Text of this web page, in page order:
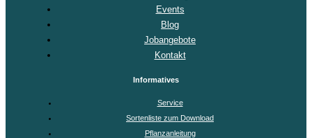
Events
Blog
Jobangebote
Kontakt
Informatives
Service
Sortenliste zum Download
Pflanzanleitung